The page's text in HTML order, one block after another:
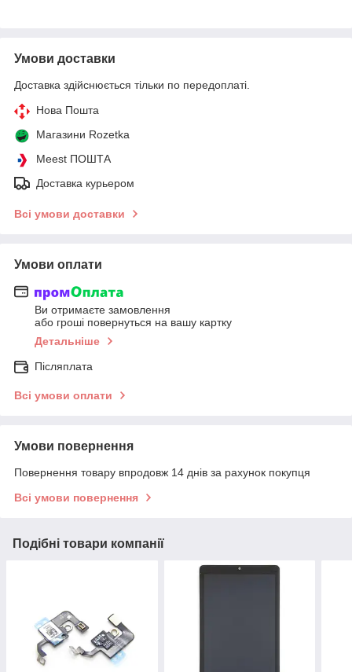
Умови доставки
Доставка здійснюється тільки по передоплаті.
Нова Пошта
Магазини Rozetka
Meest ПОШТА
Доставка курьером
Всі умови доставки
Умови оплати
Ви отримаєте замовлення
або гроші повернуться на вашу картку
Детальніше
Післяплата
Всі умови оплати
Умови повернення
Повернення товару впродовж 14 днів за рахунок покупця
Всі умови повернення
Подібні товари компанії